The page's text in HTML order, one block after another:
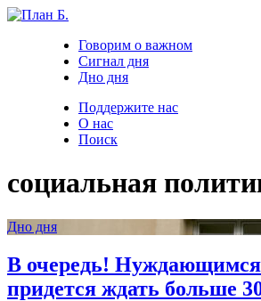
Говорим о важном
Сигнал дня
Дно дня
Поддержите нас
О нас
Поиск
социальная
Дно дня
В очередь!
придется ждать больше